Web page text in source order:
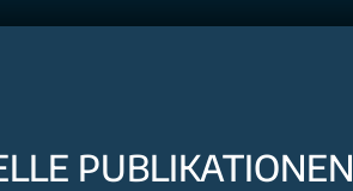
PUBLIKATIONEN